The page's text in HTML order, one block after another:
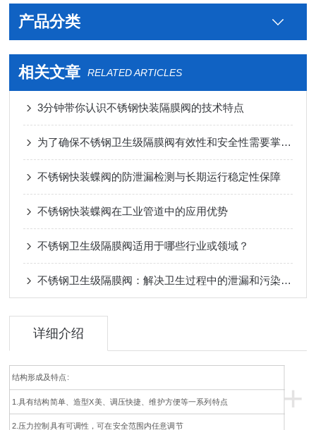
产品分类
相关文章 RELATED ARTICLES
3分钟带你认识不锈钢快装隔膜阀的技术特点
为了确保不锈钢卫生级隔膜阀有效性和安全性需要掌握哪些使用技巧？
不锈钢快装蝶阀的防泄漏检测与长期运行稳定性保障
不锈钢快装蝶阀在工业管道中的应用优势
不锈钢卫生级隔膜阀适用于哪些行业或领域？
不锈钢卫生级隔膜阀：解决卫生过程中的泄漏和污染问题
详细介绍
+
结构形成及特点:
1.具有结构简单、造型X美、调压快捷、维护方便等一系列特点
2.压力控制具有可调性，可在安全范围内任意调节